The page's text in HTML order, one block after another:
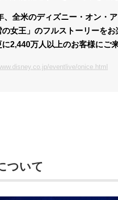
、全米のディズニー・オン・
女王」のフルストーリーを
に2,440万人以上のお客様にご
eventlive/onice.html
ついて